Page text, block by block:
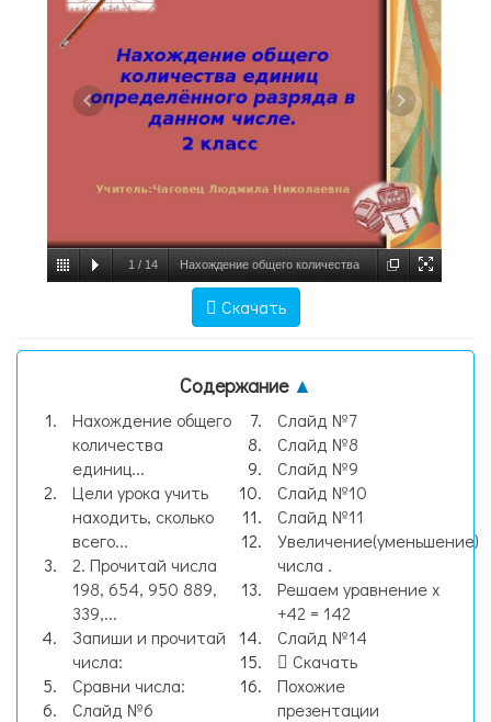
1 / 14 Нахождение общего количества
числе. 2 класс Учитель:Чаговец Людмила
Скачать
Содержание ▲
Нахождение общего
количества
единиц...
Цели урока учить
находить, сколько
всего...
2. Прочитай числа
198, 654, 950 889,
339,...
Запиши и прочитай
числа:
Сравни числа:
Слайд №6
Слайд №7
Слайд №8
Слайд №9
Слайд №10
Слайд №11
Увеличение(уменьшение)
числа .
Решаем уравнение х
+42 = 142
Слайд №14
Скачать
Похожие
презентации